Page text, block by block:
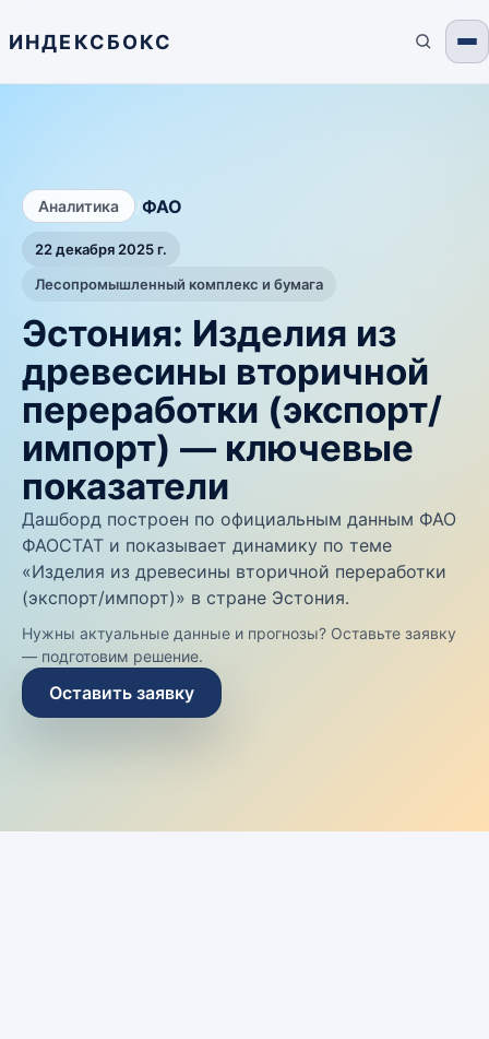
ИНДЕКСБОКС
Аналитика ФАО
22 декабря 2025 г.
Лесопромышленный комплекс и бумага
Эстония: Изделия из
древесины вторичной
переработки (экспорт/
импорт) — ключевые
показатели
Дашборд построен по официальным данным ФАО
ФАОСТАТ и показывает динамику по теме
«Изделия из древесины вторичной переработки
(экспорт/импорт)» в стране Эстония.
Нужны актуальные данные и прогнозы? Оставьте заявку
— подготовим решение.
Оставить заявку